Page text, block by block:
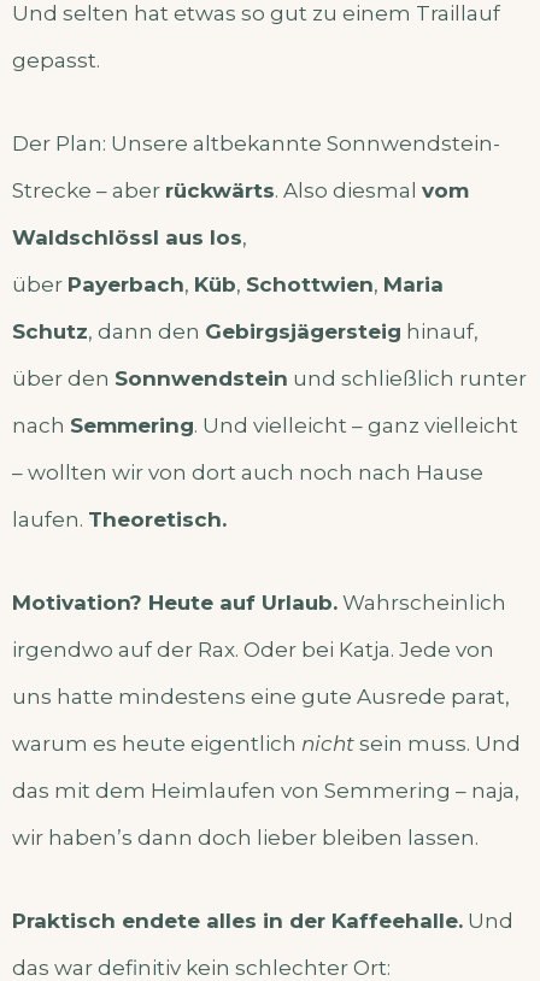
Und selten hat etwas so gut zu einem Traillauf
gepasst.
Der Plan: Unsere altbekannte Sonnwendstein-
Strecke – aber rückwärts. Also diesmal vom
Waldschlössl aus los,
über Payerbach, Küb, Schottwien, Maria
Schutz, dann den Gebirgsjägersteig hinauf,
über den Sonnwendstein und schließlich runter
nach Semmering. Und vielleicht – ganz vielleicht
– wollten wir von dort auch noch nach Hause
laufen. Theoretisch.
Motivation? Heute auf Urlaub. Wahrscheinlich
irgendwo auf der Rax. Oder bei Katja. Jede von
uns hatte mindestens eine gute Ausrede parat,
warum es heute eigentlich nicht sein muss. Und
das mit dem Heimlaufen von Semmering – naja,
wir haben’s dann doch lieber bleiben lassen.
Praktisch endete alles in der Kaffeehalle. Und
das war definitiv kein schlechter Ort: